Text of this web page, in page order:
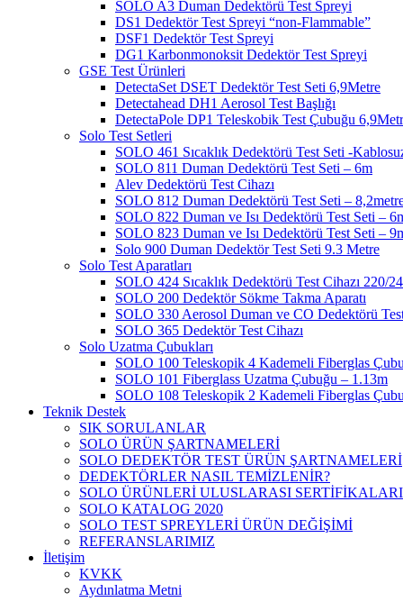
SOLO A3 Duman Dedektörü Test Spreyi
DS1 Dedektör Test Spreyi “non-Flammable”
DSF1 Dedektör Test Spreyi
DG1 Karbonmonoksit Dedektör Test Spreyi
GSE Test Ürünleri
DetectaSet DSET Dedektör Test Seti 6,9Metre
Detectahead DH1 Aerosol Test Başlığı
DetectaPole DP1 Teleskobik Test Çubuğu
Solo Test Setleri
SOLO 461 Sıcaklık Dedektörü Test Seti -
SOLO 811 Duman Dedektörü Test Seti – 6m
Alev Dedektörü Test Cihazı
SOLO 812 Duman Dedektörü Test Seti –
SOLO 822 Duman ve Isı Dedektörü Test Seti –
SOLO 823 Duman ve Isı Dedektörü Test Seti –
Solo 900 Duman Dedektör Test Seti 9.3 Metre
Solo Test Aparatları
SOLO 424 Sıcaklık Dedektörü Test Cihazı 220/
SOLO 200 Dedektör Sökme Takma Aparatı
SOLO 330 Aerosol Duman ve CO Dedektörü
SOLO 365 Dedektör Test Cihazı
Solo Uzatma Çubukları
SOLO 100 Teleskopik 4 Kademeli Fiberglas
SOLO 101 Fiberglass Uzatma Çubuğu – 1.13m
SOLO 108 Teleskopik 2 Kademeli Fiberglas
Teknik Destek
SIK SORULANLAR
SOLO ÜRÜN ŞARTNAMELERİ
SOLO DEDEKTÖR TEST ÜRÜN ŞARTNAMELERİ
DEDEKTÖRLER NASIL TEMİZLENİR?
SOLO ÜRÜNLERİ ULUSLARASI SERTİFİKALARI
SOLO KATALOG 2020
SOLO TEST SPREYLERİ ÜRÜN DEĞİŞİMİ
REFERANSLARIMIZ
İletişim
KVKK
Aydınlatma Metni